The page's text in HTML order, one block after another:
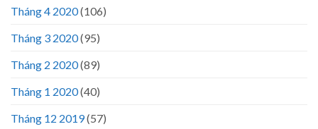
Tháng 4 2020(106)
Tháng 3 2020(95)
Tháng 2 2020(89)
Tháng 1 2020(40)
Tháng 12 2019(57)